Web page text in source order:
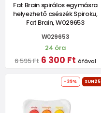
Fat Brain spirálos egymásra
helyezhető csészék Spiroku,
Fat Brain, W029653
W029653
24 óra
6 595 Ft 6 300 Ft áfával
-39% SUN25